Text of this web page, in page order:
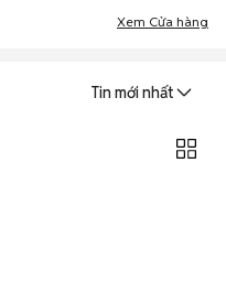
Xem Cửa hàng
Tin mới nhất